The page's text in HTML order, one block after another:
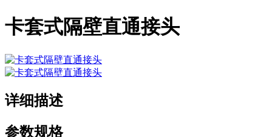
卡套式隔壁直通接头
详细描述
参数规格